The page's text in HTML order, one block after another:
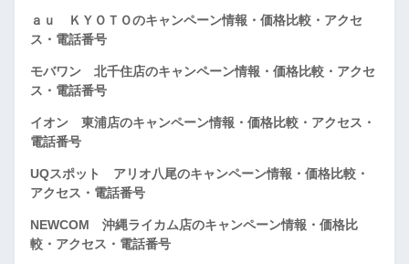
ａｕ ＫＹＯＴＯのキャンペーン情報・価格比較・アクセ
ス・電話番号
モバワン 北千住店のキャンペーン情報・価格比較・アクセ
ス・電話番号
イオン 東浦店のキャンペーン情報・価格比較・アクセス・
電話番号
UQスポット アリオ八尾のキャンペーン情報・価格比較・
アクセス・電話番号
NEWCOM 沖縄ライカム店のキャンペーン情報・価格比
較・アクセス・電話番号